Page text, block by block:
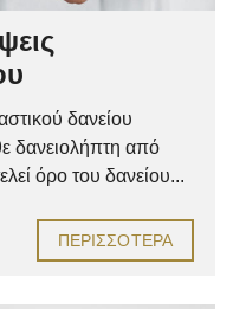
δανείου
δανειολήπτη από
όρο του δανείου...
ΠΕΡΙΣΣΌΤΕΡΑ